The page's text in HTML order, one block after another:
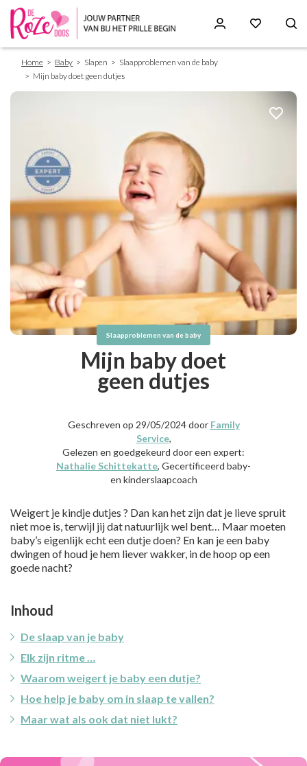
content
Breadcrumb
Home Baby Slapen
Slaapproblemen van de baby
Mijn baby doet geen dutjes
Slaapproblemen van de baby
Mijn baby doet
geen dutjes
Geschreven op 29/05/2024 door Family
Service,
Gelezen en goedgekeurd door een expert:
Nathalie Schittekatte, Gecertificeerd baby-
en kinderslaapcoach
Weigert je kindje dutjes ? Dan kan het zijn dat je lieve spruit
niet moe is, terwijl jij dat natuurlijk wel bent… Maar moeten
baby’s eigenlijk echt een dutje doen? En kan je een baby
dwingen of houd je hem liever wakker, in de hoop op een
goede nacht?
Inhoud
De slaap van je baby
Elk zijn ritme …
Waarom weigert je baby een dutje?
Hoe help je baby om in slaap te vallen?
Maar wat als ook dat niet lukt?